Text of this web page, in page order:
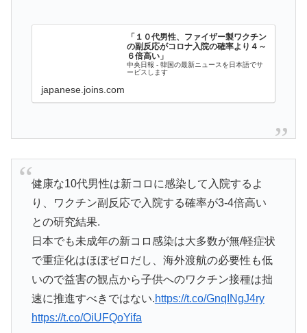
「１０代男性、ファイザー製ワクチン
の副反応がコロナ入院の確率より４～
６倍高い」
中央日報 - 韓国の最新ニュースを日本語でサ
ービスします
japanese.joins.com
健康な10代男性は新コロに感染して入院するよ
り、ワクチン副反応で入院する確率が3-4倍高い
との研究結果.
日本でも未成年の新コロ感染は大多数が無/軽症状
で重症化はほぼゼロだし、海外渡航の必要性も低
いので益害の観点から子供へのワクチン接種は拙
速に推進すべきではない.https://t.co/GnqINgJ4ry
https://t.co/OiUFQoYifa